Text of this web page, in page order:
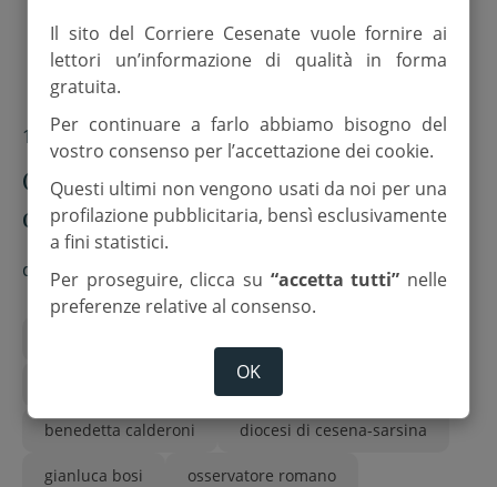
12 Ottobre 2025
Ciclo iconografico nella Cappella
dell’episcopio. Opera del
matematico Gianluca Bosi
di Red.
arcivescovo antonio giuseppe caiazzo
benedetta calderoni diocesi di cesena-sarsina
gianluca bosi osservatore romano
Il sito del Corriere Cesenate vuole fornire ai
lettori un’informazione di qualità in forma
gratuita.
Per continuare a farlo abbiamo bisogno del
vostro consenso per l’accettazione dei cookie.
Questi ultimi non vengono usati da noi per una
profilazione pubblicitaria, bensì esclusivamente
a fini statistici.
Per proseguire, clicca su “accetta tutti” nelle
preferenze relative al consenso.
OK